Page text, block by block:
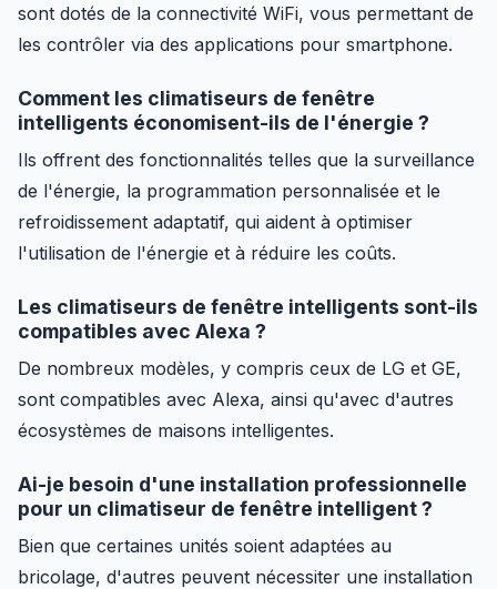
sont dotés de la connectivité WiFi, vous permettant de
les contrôler via des applications pour smartphone.
Comment les climatiseurs de fenêtre
intelligents économisent-ils de l'énergie ?
Ils offrent des fonctionnalités telles que la surveillance
de l'énergie, la programmation personnalisée et le
refroidissement adaptatif, qui aident à optimiser
l'utilisation de l'énergie et à réduire les coûts.
Les climatiseurs de fenêtre intelligents sont-ils
compatibles avec Alexa ?
De nombreux modèles, y compris ceux de LG et GE,
sont compatibles avec Alexa, ainsi qu'avec d'autres
écosystèmes de maisons intelligentes.
Ai-je besoin d'une installation professionnelle
pour un climatiseur de fenêtre intelligent ?
Bien que certaines unités soient adaptées au
bricolage, d'autres peuvent nécessiter une installation